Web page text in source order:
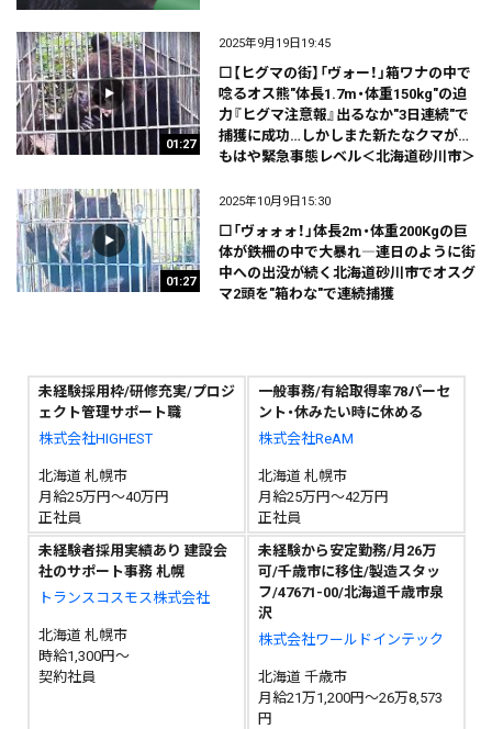
01:27
2025年9月19日19:45
⬜【ヒグマの街】「ヴォー！」箱ワナの中で
唸るオス熊"体長1.7m・体重150kg"の迫
力『ヒグマ注意報』出るなか"3日連続"で
捕獲に成功…しかしまた新たなクマが…
もはや緊急事態レベル＜北海道砂川市＞
01:27
2025年10月9日15:30
⬜「ヴォォォ！」体長2m・体重200Kgの巨
体が鉄柵の中で大暴れ―連日のように街
中への出没が続く北海道砂川市でオスグ
マ2頭を"箱わな"で連続捕獲
未経験採用枠/研修充実/プロジ
ェクト管理サポート職
株式会社HIGHEST
北海道 札幌市
月給25万円～40万円
正社員
一般事務/有給取得率78パーセ
ント・休みたい時に休める
株式会社ReAM
北海道 札幌市
月給25万円～42万円
正社員
未経験者採用実績あり 建設会
社のサポート事務 札幌
トランスコスモス株式会社
北海道 札幌市
時給1,300円～
契約社員
未経験から安定勤務/月26万
可/千歳市に移住/製造スタッ
フ/47671-00/北海道千歳市泉
沢
株式会社ワールドインテック
北海道 千歳市
月給21万1,200円～26万8,573
円